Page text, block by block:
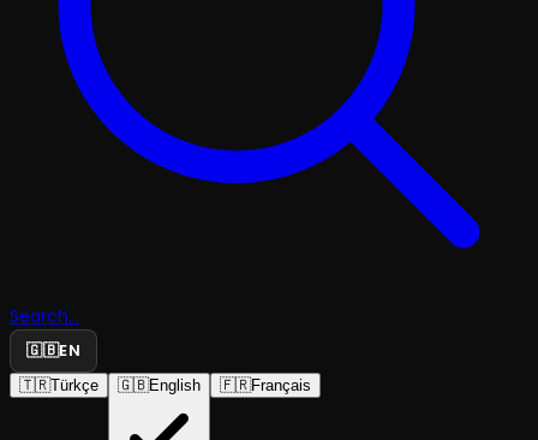
Search...
🇬🇧EN
🇹🇷Türkçe 🇬🇧English 🇫🇷Français